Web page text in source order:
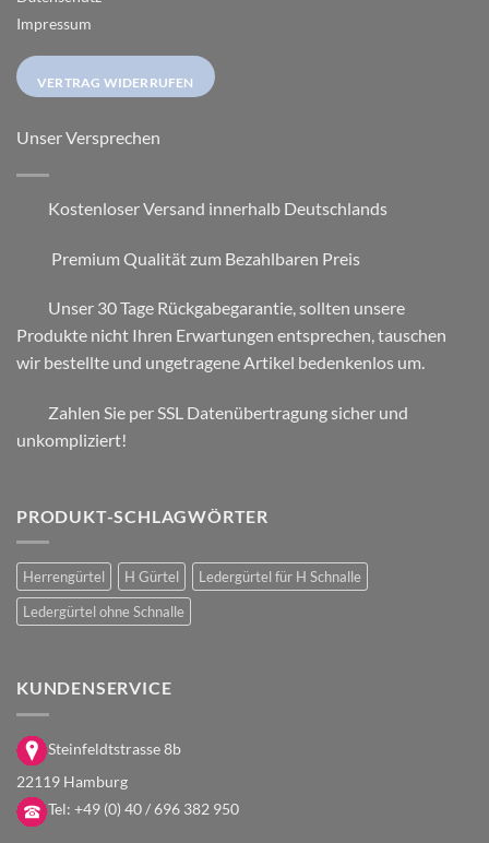
Impressum
VERTRAG WIDERRUFEN
Unser Versprechen
Kostenloser Versand innerhalb Deutschlands
Premium Qualität zum Bezahlbaren Preis
Unser 30 Tage Rückgabegarantie, sollten unsere
Produkte nicht Ihren Erwartungen entsprechen, tauschen
wir bestellte und ungetragene Artikel bedenkenlos um.
Zahlen Sie per SSL Datenübertragung sicher und
unkompliziert!
PRODUKT-SCHLAGWÖRTER
Herrengürtel H Gürtel
Ledergürtel für H Schnalle
Ledergürtel ohne Schnalle
KUNDENSERVICE
Steinfeldtstrasse 8b
22119 Hamburg
Tel: +49 (0) 40 / 696 382 950